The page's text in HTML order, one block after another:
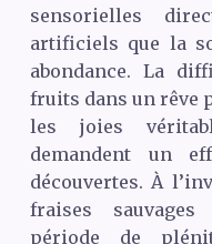
sensorielles
artificiels que la
abondance. La
fruits dans un rêve
les joies
demandent un
découvertes. À
fraises sauvages
période de